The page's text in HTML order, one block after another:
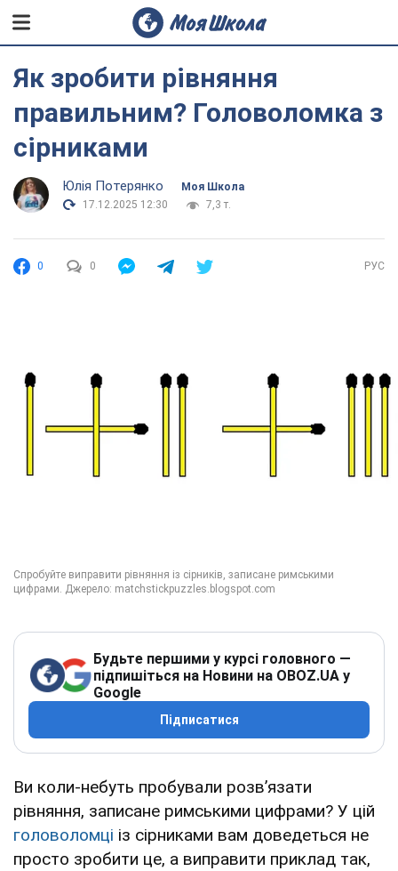
Як зробити рівняння
правильним? Головоломка з
сірниками
Юлія Потерянко
Моя Школа
17.12.2025 12:30
7,3 т.
0 0 РУС
Будьте першими у курсі головного —
підпишіться на Новини на OBOZ.UA у
Google
Підписатися
Ви коли-небуть пробували розв’язати
рівняння, записане римськими цифрами? У цій
головоломці із сірниками вам доведеться не
просто зробити це, а виправити приклад так,